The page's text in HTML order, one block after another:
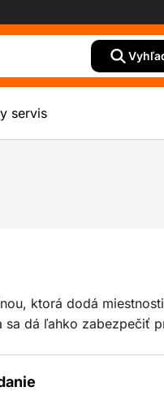
servis
ktorá dodá
sa dá ľahko zabezpečiť